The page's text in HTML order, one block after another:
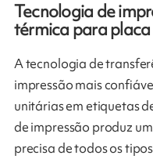
Tecnologia de
térmica para
A tecnologia de
impressão mais
unitárias em etiquetas
de impressão produz
precisa de todos os